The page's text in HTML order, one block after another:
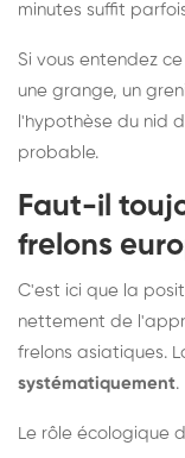
minutes suffit
Si vous entendez
une grange, un
l'hypothèse du nid
probable.
Faut-il
frelons
C'est ici que la
nettement de
frelons asiatiques.
systématiquement.
Le rôle écologique